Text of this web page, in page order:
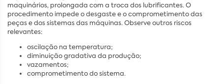
maquinários, prolongada com a troca dos lubrificantes. O
procedimento impede o desgaste e o comprometimento das
peças e dos sistemas das máquinas. Observe outros riscos
relevantes:
oscilação na temperatura;
diminuição gradativa da produção;
vazamentos;
comprometimento do sistema.